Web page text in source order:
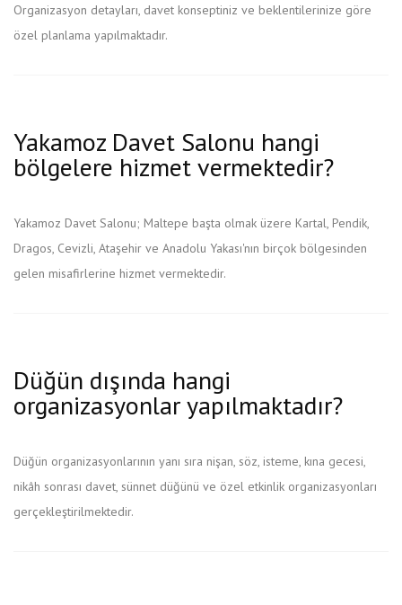
Organizasyon detayları, davet konseptiniz ve beklentilerinize göre
özel planlama yapılmaktadır.
Yakamoz Davet Salonu hangi
bölgelere hizmet vermektedir?
Yakamoz Davet Salonu; Maltepe başta olmak üzere Kartal, Pendik,
Dragos, Cevizli, Ataşehir ve Anadolu Yakası'nın birçok bölgesinden
gelen misafirlerine hizmet vermektedir.
Düğün dışında hangi
organizasyonlar yapılmaktadır?
Düğün organizasyonlarının yanı sıra nişan, söz, isteme, kına gecesi,
nikâh sonrası davet, sünnet düğünü ve özel etkinlik organizasyonları
gerçekleştirilmektedir.